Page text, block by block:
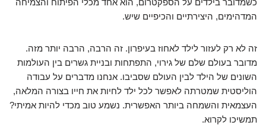
כשמדובר בילדים על הספקטרום, הוא אחד מכלי הפיתוח והצמיחה
המדהימים, היצירתיים והכיפיים שיש.
זה לא רק לעזור לילד לאחוז בעיפרון. זה הרבה, הרבה יותר מזה.
מדובר בעולם שלם של גירוי, התפתחות ובניית גשרים בין העולמות
השונים של הילד לבין העולם שסביבו. אנחנו מדברים על עבודה
הוליסטית שמטרתה לאפשר לכל ילד לחיות את חייו בצורה המלאה,
העצמאית והשמחה ביותר האפשרית. נשמע טוב מכדי להיות אמיתי?
תמשיכו לקרוא.